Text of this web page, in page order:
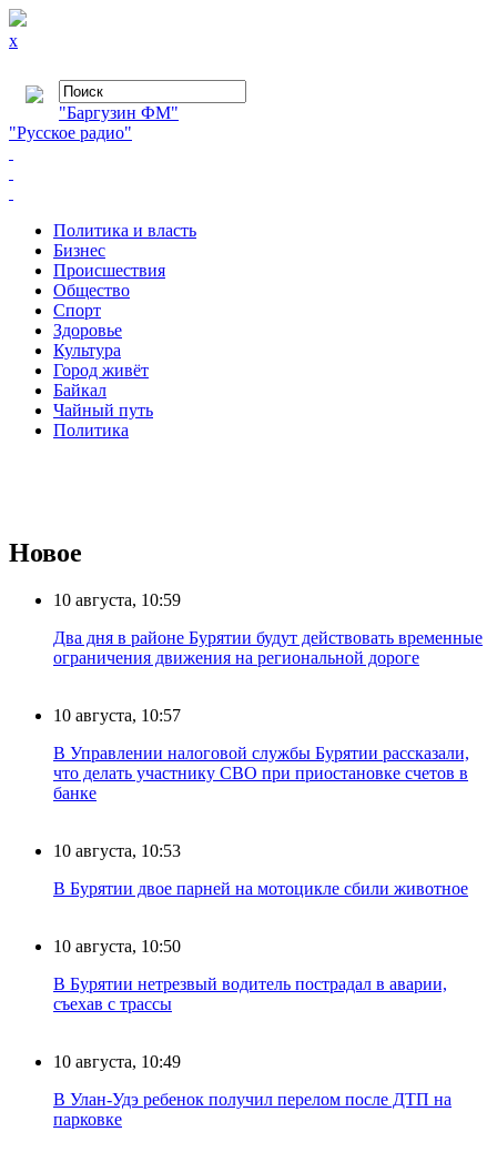
x
"Баргузин ФМ"
"Русское радио"
Политика и власть
Бизнес
Происшествия
Общество
Cпорт
Здоровье
Культура
Город живёт
Байкал
Чайный путь
Политика
Новое
10 августа, 10:59
Два дня в районе Бурятии будут действовать временные
ограничения движения на региональной дороге
10 августа, 10:57
В Управлении налоговой службы Бурятии рассказали,
что делать участнику СВО при приостановке счетов в
банке
10 августа, 10:53
В Бурятии двое парней на мотоцикле сбили животное
10 августа, 10:50
В Бурятии нетрезвый водитель пострадал в аварии,
съехав с трассы
10 августа, 10:49
В Улан-Удэ ребенок получил перелом после ДТП на
парковке